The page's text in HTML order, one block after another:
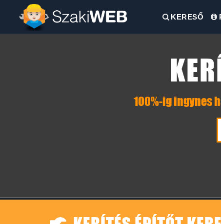
KERESŐ
100%-ig ingynes